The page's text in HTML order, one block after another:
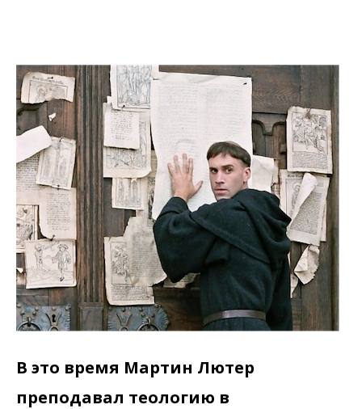
В это время Мартин Лютер
преподавал теологию в